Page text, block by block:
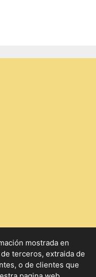
mostrada en
terceros, extraida de
o de clientes que